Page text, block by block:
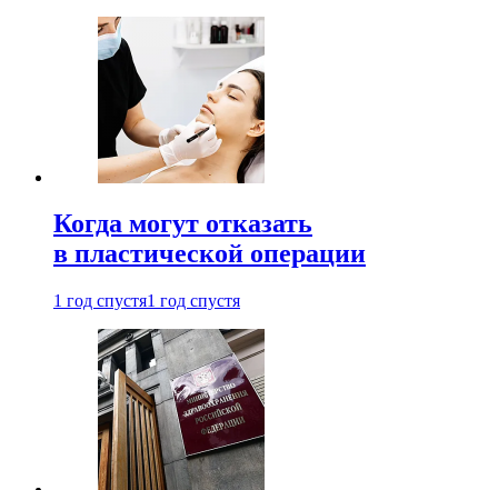
Когда могут отказать
в пластической операции
1 год спустя1 год спустя